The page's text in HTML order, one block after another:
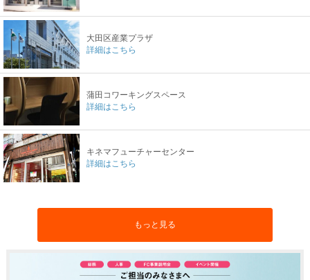
大田区産業プラザ
詳細はこちら
蒲田コワーキングスペース
詳細はこちら
キネマフューチャーセンター
詳細はこちら
もっと見る